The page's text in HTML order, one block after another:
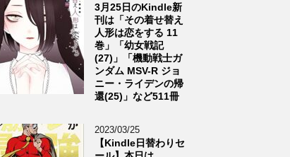
3月25日のKindle新
刊は「その着せ替え
人形は恋をする 11
巻」「幼女戦記
(27)」「機動戦士ガ
ンダム MSV-R ジョ
ニー・ライデンの帰
還(25)」など511冊
2023/03/25
【Kindle日替わりセ